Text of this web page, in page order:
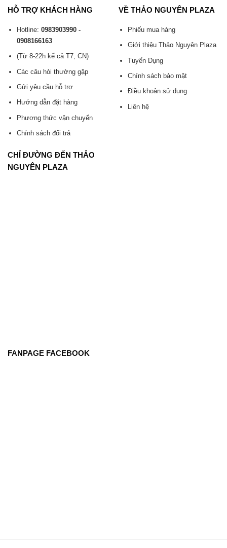
HỖ TRỢ KHÁCH HÀNG
Hotline: 0983903990 -
0908166163
(Từ 8-22h kể cả T7, CN)
Các câu hỏi thường gặp
Gửi yêu cầu hỗ trợ
Hướng dẫn đặt hàng
Phương thức vận chuyển
Chính sách đổi trả
VỀ THẢO NGUYÊN PLAZA
Phiếu mua hàng
Giới thiệu Thảo Nguyên Plaza
Tuyển Dụng
Chính sách bảo mật
Điều khoản sử dụng
Liên hệ
CHỈ ĐƯỜNG ĐẾN THẢO
NGUYÊN PLAZA
FANPAGE FACEBOOK